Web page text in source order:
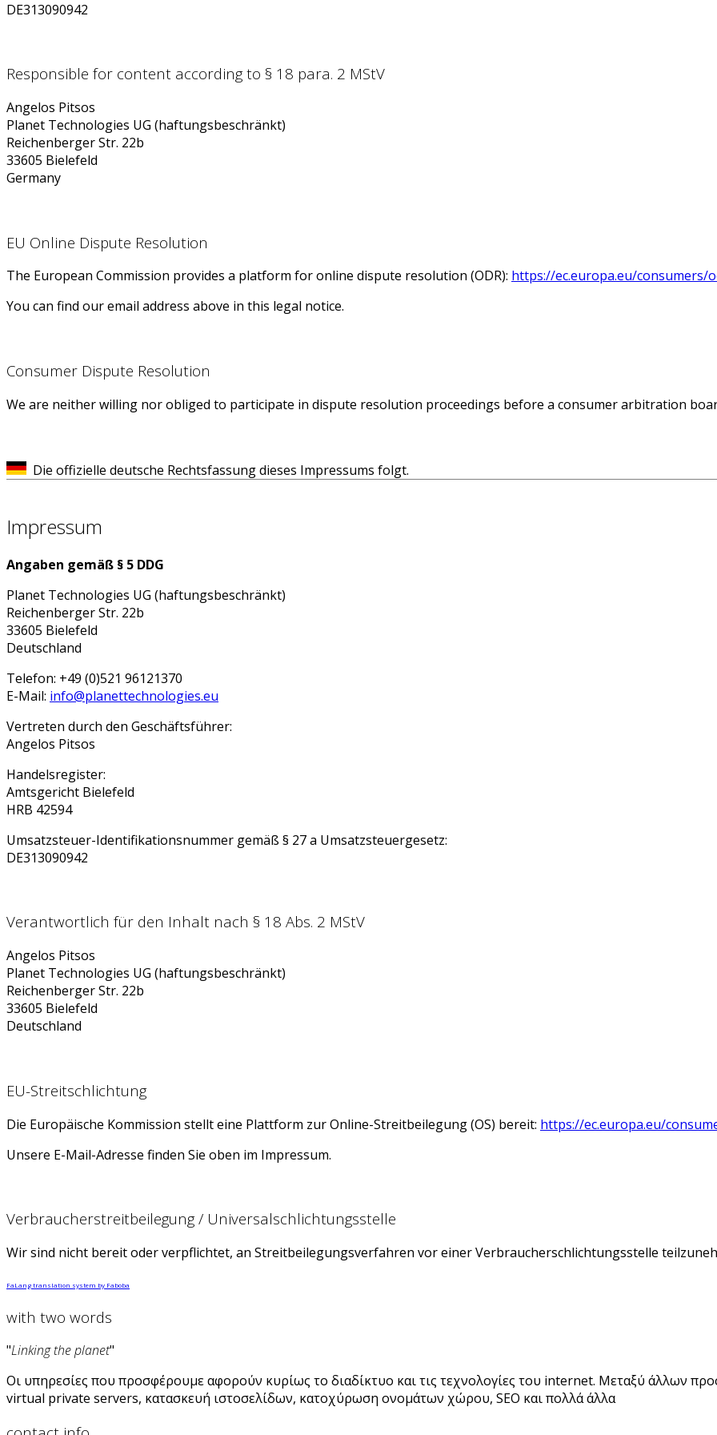
DE313090942
Responsible for content according to § 18 para. 2 MStV
Angelos Pitsos
Planet Technologies UG (haftungsbeschränkt)
Reichenberger Str. 22b
33605 Bielefeld
Germany
EU Online Dispute Resolution
The European Commission provides a platform for online dispute resolution (ODR): https://ec.europa.eu/consumers/
You can find our email address above in this legal notice.
Consumer Dispute Resolution
We are neither willing nor obliged to participate in dispute resolution proceedings before a consumer arbitration
Die offizielle deutsche Rechtsfassung dieses Impressums folgt.
Impressum
Angaben gemäß § 5 DDG
Planet Technologies UG (haftungsbeschränkt)
Reichenberger Str. 22b
33605 Bielefeld
Deutschland
Telefon: +49 (0)521 96121370
E-Mail: info@planettechnologies.eu
Vertreten durch den Geschäftsführer:
Angelos Pitsos
Handelsregister:
Amtsgericht Bielefeld
HRB 42594
Umsatzsteuer-Identifikationsnummer gemäß § 27 a Umsatzsteuergesetz:
DE313090942
Verantwortlich für den Inhalt nach § 18 Abs. 2 MStV
Angelos Pitsos
Planet Technologies UG (haftungsbeschränkt)
Reichenberger Str. 22b
33605 Bielefeld
Deutschland
EU-Streitschlichtung
Die Europäische Kommission stellt eine Plattform zur Online-Streitbeilegung (OS) bereit: https://ec.europa.eu/
Unsere E-Mail-Adresse finden Sie oben im Impressum.
Verbraucherstreitbeilegung / Universalschlichtungsstelle
Wir sind nicht bereit oder verpflichtet, an Streitbeilegungsverfahren vor einer Verbraucherschlichtungsstelle
FaLang translation system by Faboba
with two words
"Linking the planet"
Οι υπηρεσίες που προσφέρουμε αφορούν κυρίως το διαδίκτυο και τις τεχνολογίες του internet. Μεταξύ άλλων
virtual private servers, κατασκευή ιστοσελίδων, κατοχύρωση ονομάτων χώρου, SEO και πολλά άλλα